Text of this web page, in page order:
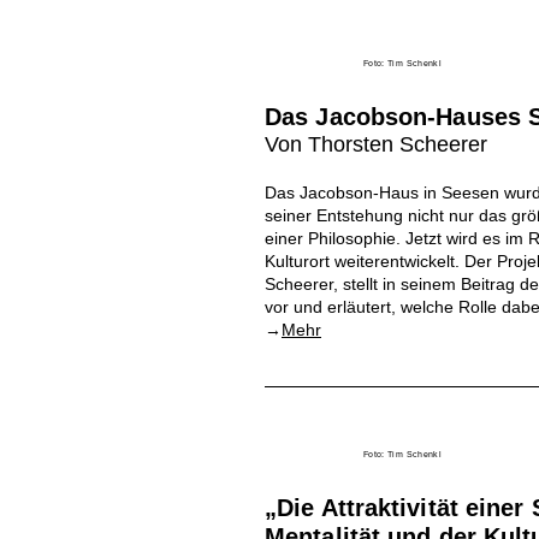
Foto: Tim Schenkl
Das Jacobson-Hauses
Von Thorsten Scheerer
Das Jacobson-Haus in Seesen
seiner Entstehung nicht nur das
einer Philosophie. Jetzt wird es im
Kulturort weiterentwickelt. Der
Scheerer, stellt in seinem Beitrag
vor und erläutert, welche Rolle
→ Mehr
Foto: Tim Schenkl
„Die Attraktivität einer